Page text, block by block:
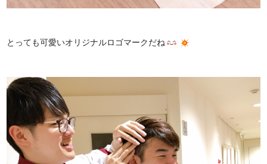
とっても可愛いオリジナルロゴマークだね